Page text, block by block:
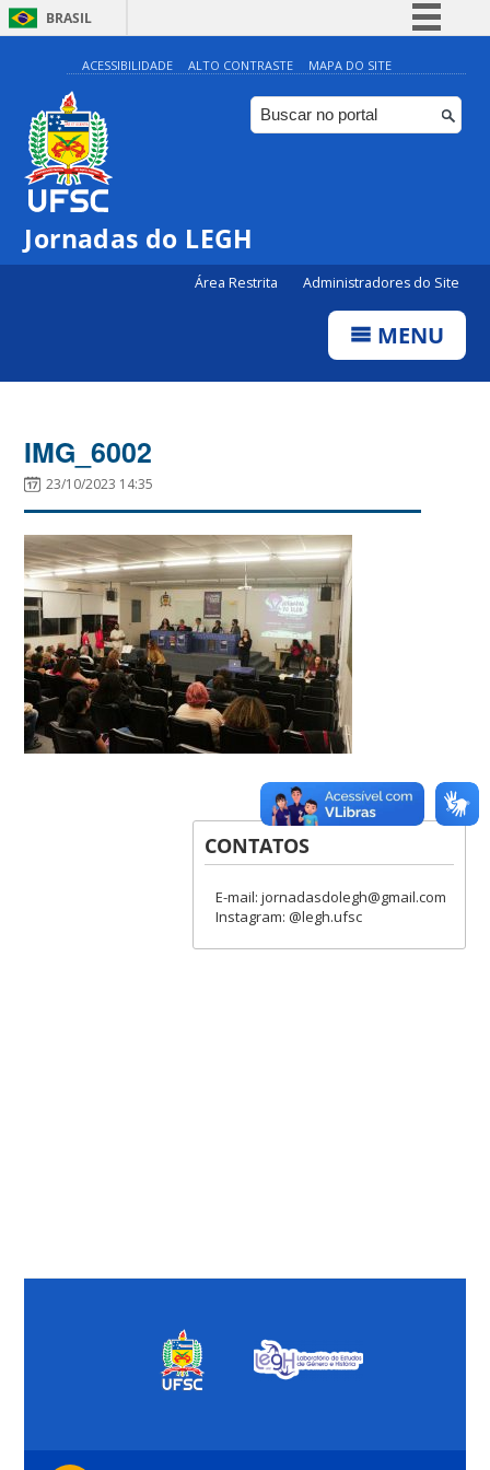
BRASIL
Simplifique!
Comunica BR
Participe
ACESSIBILIDADE ALTO CONTRASTE MAPA DO SITE
Jornadas do LEGH
Área Restrita Administradores do Site
MENU
IMG_6002
23/10/2023 14:35
CONTATOS
E-mail: jornadasdolegh@gmail.com
Instagram: @legh.ufsc